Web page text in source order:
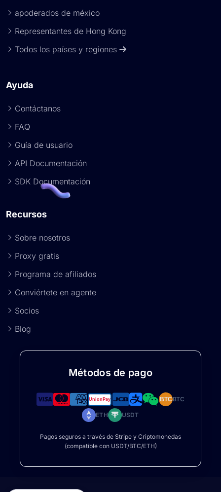
apoderados de méxico
Representantes de Hong Kong
Todos los países y regiones
Ayuda
Contáctanos
FAQ
Guía de usuario
API Documentación
SDK Documentación
Recursos
Sobre nosotros
Proxy gratis
Programa de afiliados
Conviértete en agente
Socios
Blog
Métodos de pago
BTCBTC
ETH USDT
Pagos seguros a través de Stripe y Criptomonedas
(compatible con USDT/BTC/ETH)